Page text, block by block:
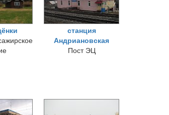
станция
Андриановская
Пост ЭЦ